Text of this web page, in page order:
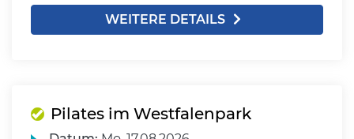
WEITERE DETAILS
Pilates im Westfalenpark